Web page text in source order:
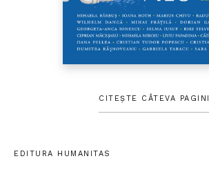
CITEȘTE CÂTEVA PAGINI
EDITURA HUMANITAS